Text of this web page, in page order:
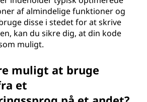
af almindelige funktioner og
disse i stedet for at skrive
kan du sikre dig, at din kode
muligt.
muligt at bruge
et